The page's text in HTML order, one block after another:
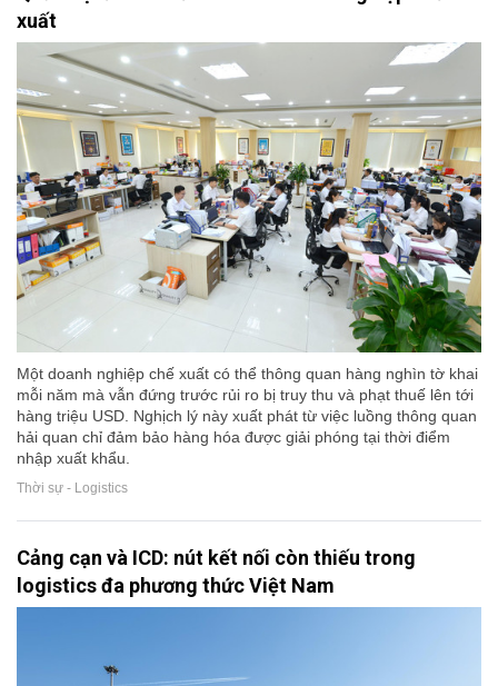
xuất
Một doanh nghiệp chế xuất có thể thông quan hàng nghìn tờ khai
mỗi năm mà vẫn đứng trước rủi ro bị truy thu và phạt thuế lên tới
hàng triệu USD. Nghịch lý này xuất phát từ việc luồng thông quan
hải quan chỉ đảm bảo hàng hóa được giải phóng tại thời điểm
nhập xuất khẩu.
Thời sự - Logistics
Cảng cạn và ICD: nút kết nối còn thiếu trong
logistics đa phương thức Việt Nam